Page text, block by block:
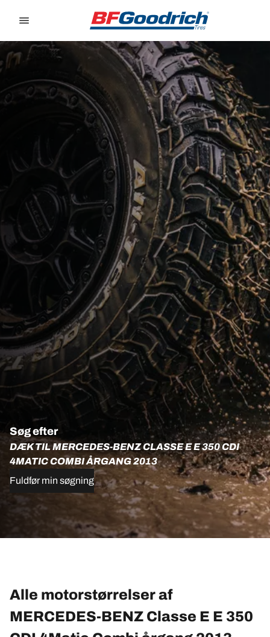
Søg efter
DÆK TIL MERCEDES-BENZ CLASSE E E 350 CDI
4MATIC COMBI ÅRGANG 2013
Fuldfør min søgning
Alle motorstørrelser af
MERCEDES-BENZ Classe E E 350